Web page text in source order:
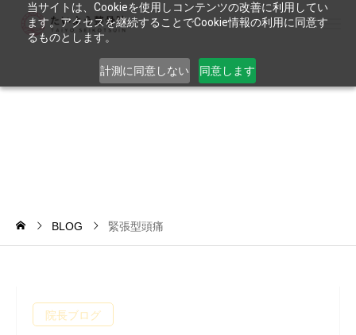
当サイトは、Cookieを使用しコンテンツの改善に利用してい
ます。アクセスを継続することでCookie情報の利用に同意す
るものとします。
計測に同意しない 同意します
BLOG 緊張型頭痛
院長ブログ